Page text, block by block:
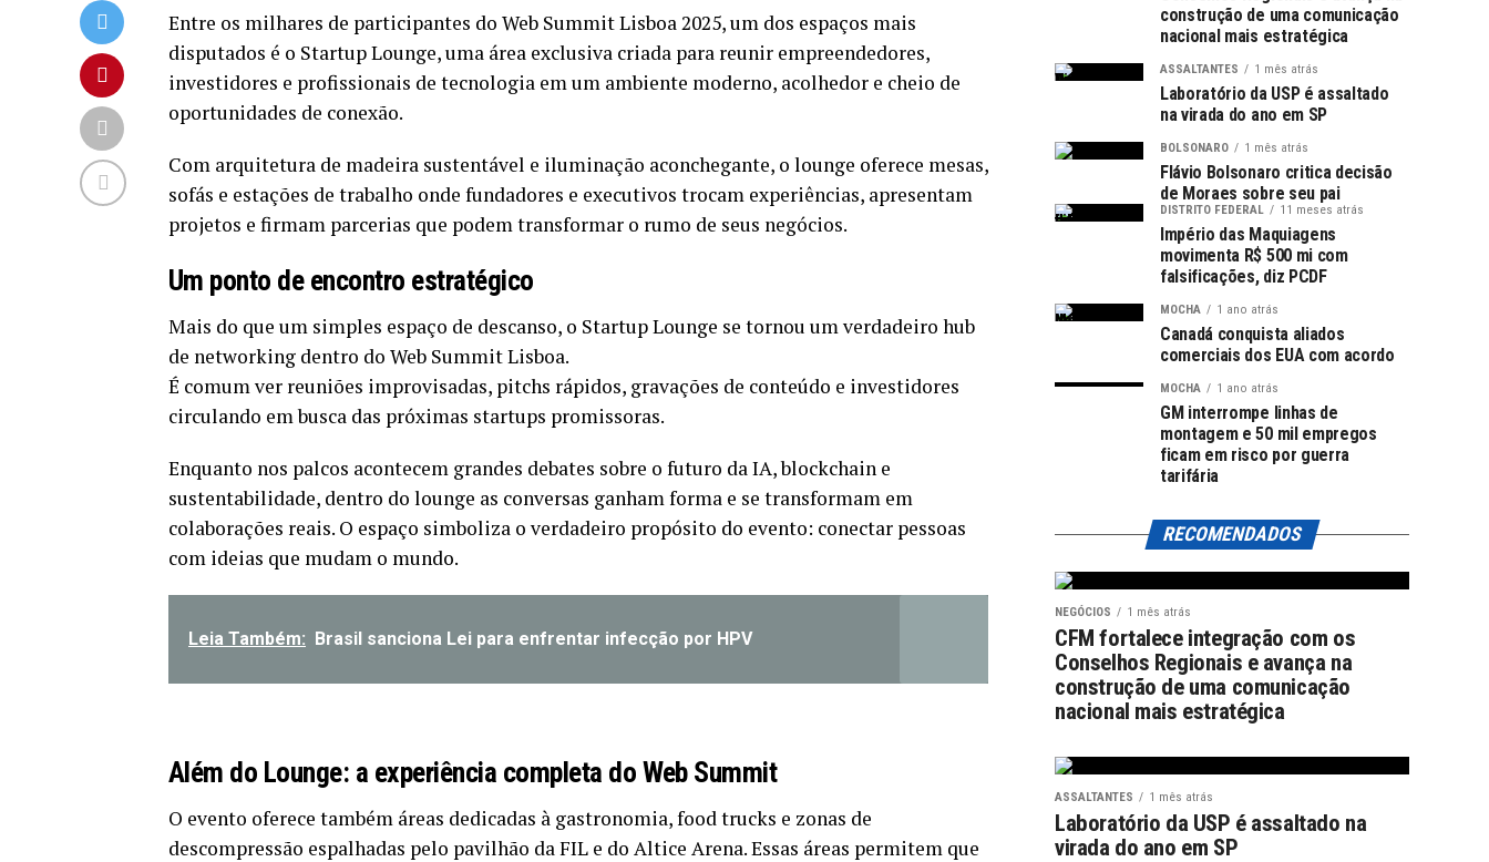
Entre os milhares de participantes do Web Summit Lisboa 2025, um dos espaços mais
disputados é o Startup Lounge, uma área exclusiva criada para reunir empreendedores,
investidores e profissionais de tecnologia em um ambiente moderno, acolhedor e cheio de
oportunidades de conexão.
Com arquitetura de madeira sustentável e iluminação aconchegante, o lounge oferece mesas,
sofás e estações de trabalho onde fundadores e executivos trocam experiências, apresentam
projetos e firmam parcerias que podem transformar o rumo de seus negócios.
Um ponto de encontro estratégico
Mais do que um simples espaço de descanso, o Startup Lounge se tornou um verdadeiro hub
de networking dentro do Web Summit Lisboa.
É comum ver reuniões improvisadas, pitchs rápidos, gravações de conteúdo e investidores
circulando em busca das próximas startups promissoras.
Enquanto nos palcos acontecem grandes debates sobre o futuro da IA, blockchain e
sustentabilidade, dentro do lounge as conversas ganham forma e se transformam em
colaborações reais. O espaço simboliza o verdadeiro propósito do evento: conectar pessoas
com ideias que mudam o mundo.
Leia Também: Brasil sanciona Lei para enfrentar infecção por HPV
Além do Lounge: a experiência completa do Web Summit
O evento oferece também áreas dedicadas à gastronomia, food trucks e zonas de
descompressão espalhadas pelo pavilhão da FIL e do Altice Arena. Essas áreas permitem que
construção de uma comunicação
nacional mais estratégica
ASSALTANTES 1 mês atrás
Laboratório da USP é assaltado
na virada do ano em SP
BOLSONARO 1 mês atrás
Flávio Bolsonaro critica decisão
de Moraes sobre seu pai
DISTRITO FEDERAL 11 meses atrás
Império das Maquiagens
movimenta R$ 500 mi com
falsificações, diz PCDF
MOCHA 1 ano atrás
Canadá conquista aliados
comerciais dos EUA com acordo
MOCHA 1 ano atrás
GM interrompe linhas de
montagem e 50 mil empregos
ficam em risco por guerra
tarifária
RECOMENDADOS
NEGÓCIOS 1 mês atrás
CFM fortalece integração com os
Conselhos Regionais e avança na
construção de uma comunicação
nacional mais estratégica
ASSALTANTES 1 mês atrás
Laboratório da USP é assaltado na
virada do ano em SP